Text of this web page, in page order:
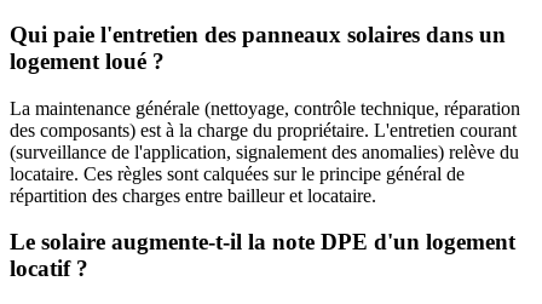
Qui paie l'entretien des panneaux solaires dans un
logement loué ?
La maintenance générale (nettoyage, contrôle technique, réparation
des composants) est à la charge du propriétaire. L'entretien courant
(surveillance de l'application, signalement des anomalies) relève du
locataire. Ces règles sont calquées sur le principe général de
répartition des charges entre bailleur et locataire.
Le solaire augmente-t-il la note DPE d'un logement
locatif ?